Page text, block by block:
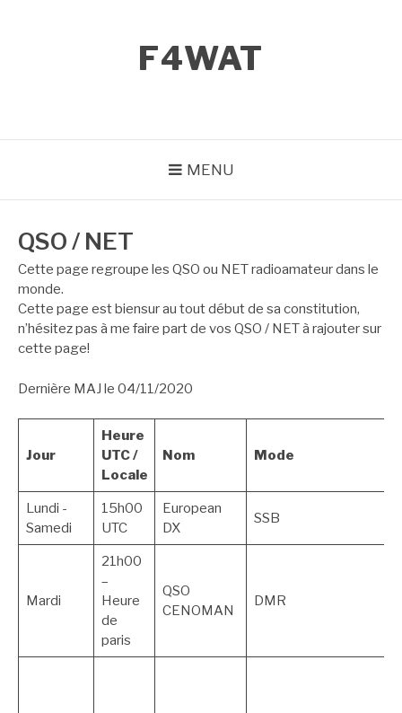
F4WAT
MENU
QSO / NET
Cette page regroupe les QSO ou NET radioamateur dans le
monde.
Cette page est biensur au tout début de sa constitution,
n’hésitez pas à me faire part de vos QSO / NET à rajouter sur
cette page!
Dernière MAJ le 04/11/2020
Jour
Heure
UTC /
Locale
Nom Mode
Lundi -
Samedi
15h00
UTC
European
DX
SSB
Mardi
21h00
–
Heure
de
paris
QSO
CENOMAN
DMR